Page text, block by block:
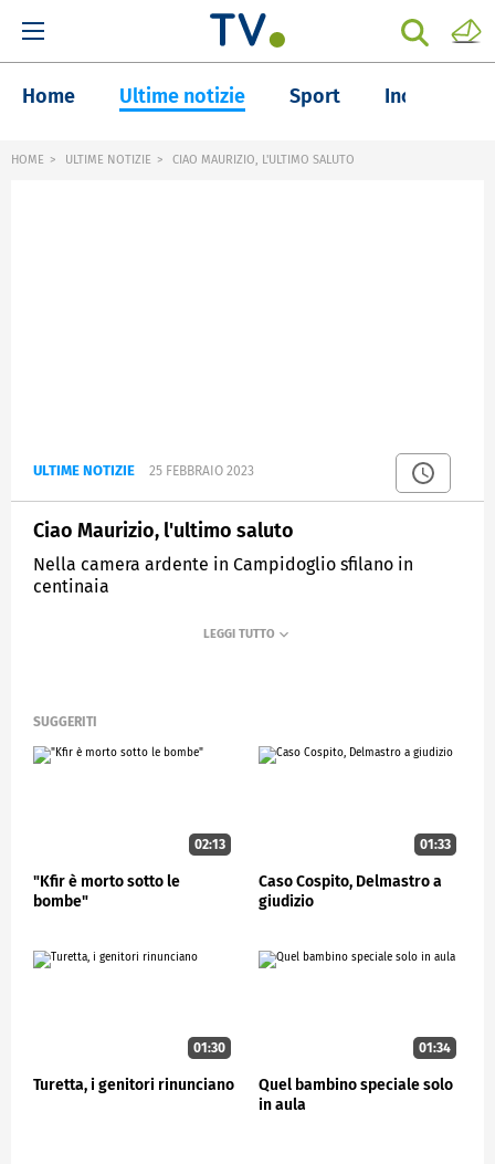
Home Ultime notizie Sport Inchieste
HOME ULTIME NOTIZIE CIAO MAURIZIO, L'ULTIMO SALUTO
ULTIME NOTIZIE 25 FEBBRAIO 2023
Ciao Maurizio, l'ultimo saluto
Nella camera ardente in Campidoglio sfilano in
centinaia
STUDIOAPERTO
SUGGERITI
02:13
"Kfir è morto sotto le
bombe"
01:33
Caso Cospito, Delmastro a
giudizio
01:30
Turetta, i genitori rinunciano
01:34
Quel bambino speciale solo
in aula